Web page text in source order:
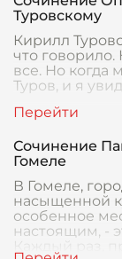
Туровскому
Кирилл
что говорило.
все. Но когда
Туров, и я
Сочинение
Гомеле
В Гомеле,
насыщенной
особенное
настоящим, -
Каждый раз,